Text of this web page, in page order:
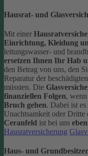
Hausrat- und
Mit einer
Einrichtung, Kleidung
leitungswasser- und
ersetzen Ihnen Ihr Hab
den Betrag von uns, den
Reparatur der
müssten. Die
finanziellen Folgen, wenn
Bruch gehen. Dabei ist
Unachtsamkeit oder Dritte
Ceranfeld ist bei uns
Hausratversicherung
Haus- und